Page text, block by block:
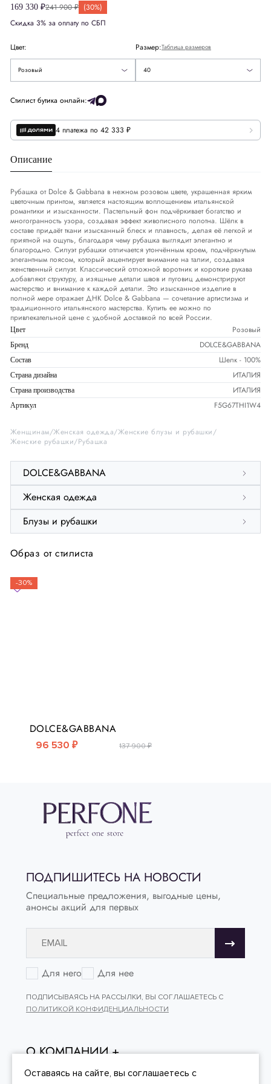
169 330 ₽241 900 ₽ (30%)
Скидка 3% за оплату по СБП
Цвет:
Розовый
Размер:Таблица размеров
40
42
Стилист бутика онлайн:
4 платежа по 42 333 ₽
Описание
Рубашка от Dolce & Gabbana в нежном розовом цвете, украшенная ярким
цветочным принтом, является настоящим воплощением итальянской
романтики и изысканности. Пастельный фон подчёркивает богатство и
многогранность узора, создавая эффект живописного полотна. Шёлк в
составе придаёт ткани изысканный блеск и плавность, делая её легкой и
приятной на ощупь, благодаря чему рубашка выглядит элегантно и
благородно. Силуэт рубашки отличается утончённым кроем, подчёркнутым
элегантным поясом, который акцентирует внимание на талии, создавая
женственный силуэт. Классический отложной воротник и короткие рукава
добавляют структуру, а изящные детали швов и пуговиц демонстрируют
мастерство и внимание к каждой детали. Это изысканное изделие в
полной мере отражает ДНК Dolce & Gabbana — сочетание артистизма и
традиционного итальянского мастерства. Купить ее можно по
привлекательной цене с удобной доставкой по всей России.
Цвет Розовый
Бренд DOLCE&GABBANA
Состав Шелк - 100%
Страна дизайна ИТАЛИЯ
Страна производства ИТАЛИЯ
Артикул F5G67THI1W4
Женщинам Женская одежда Женские блузы и рубашки
Женские рубашки Рубашка
DOLCE&GABBANA
Женская одежда
Блузы и рубашки
ЕвропаEU
Деним
СШАUS 4
Обхват грудиСМ 82-85
Обхват талии
Образ от стилиста
-30%
DOLCE&GABBANA
96 530 ₽ 137 900 ₽
ПОДПИШИТЕСЬ НА НОВОСТИ
Специальные предложения, выгодные цены,
анонсы акций для первых
Для него Для нее
ПОДПИСЫВАЯСЬ НА РАССЫЛКИ, ВЫ СОГЛАШАЕТЕСЬ С
ПОЛИТИКОЙ КОНФИДЕНЦИАЛЬНОСТИ
О КОМПАНИИ
ОНЛАЙН - ПОКУПКИ
Оставаясь на сайте, вы соглашаетесь с